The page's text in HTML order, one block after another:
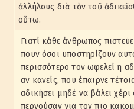
ἀλλήλους διὰ τὸν τοῦ
οὕτω.
Γιατί κάθε άνθρωπος
πουν όσοι υποστηρίζουν
περισσότερο τον ωφελεί η
αν κανείς, που έπαιρνε
αδικήσει μηδέ να βάλει
περνούσαν για τον πιο